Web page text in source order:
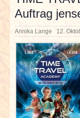
NEWS &
BERICHTE
INTERVIEWS
SPECIALS
Auftrag
Annika Lange 12.